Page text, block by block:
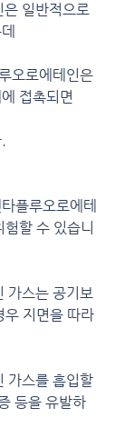
일반적으로
오로에테인은
접촉되면
플루오로에테
할 수 있습니
가스는 공기보
우 지면을 따라
가스를 흡입할
등을 유발하